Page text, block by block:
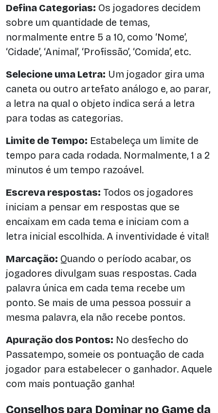
Defina Categorias: Os jogadores decidem
sobre um quantidade de temas,
normalmente entre 5 a 10, como ‘Nome’,
‘Cidade’, ‘Animal’, ‘Profissão’, ‘Comida’, etc.
Selecione uma Letra: Um jogador gira uma
caneta ou outro artefato análogo e, ao parar,
a letra na qual o objeto indica será a letra
para todas as categorias.
Limite de Tempo: Estabeleça um limite de
tempo para cada rodada. Normalmente, 1 a 2
minutos é um tempo razoável.
Escreva respostas: Todos os jogadores
iniciam a pensar em respostas que se
encaixam em cada tema e iniciam com a
letra inicial escolhida. A inventividade é vital!
Marcação: Quando o período acabar, os
jogadores divulgam suas respostas. Cada
palavra única em cada tema recebe um
ponto. Se mais de uma pessoa possuir a
mesma palavra, ela não recebe pontos.
Apuração dos Pontos: No desfecho do
Passatempo, someie os pontuação de cada
jogador para estabelecer o ganhador. Aquele
com mais pontuação ganha!
Conselhos para Dominar no Game da